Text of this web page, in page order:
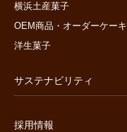
横浜土産菓子
OEM商品・オーダーケーキ
洋生菓子
サステナビリティ
採用情報